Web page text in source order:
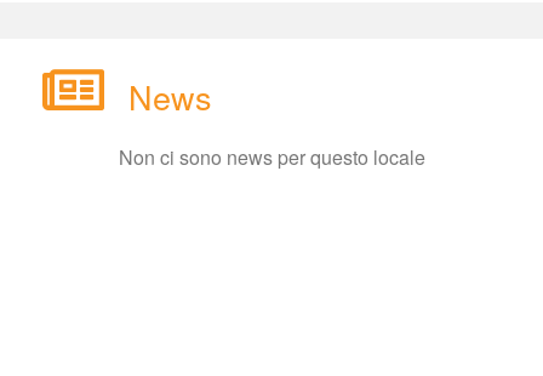
New
Non ci sono news per questo locale